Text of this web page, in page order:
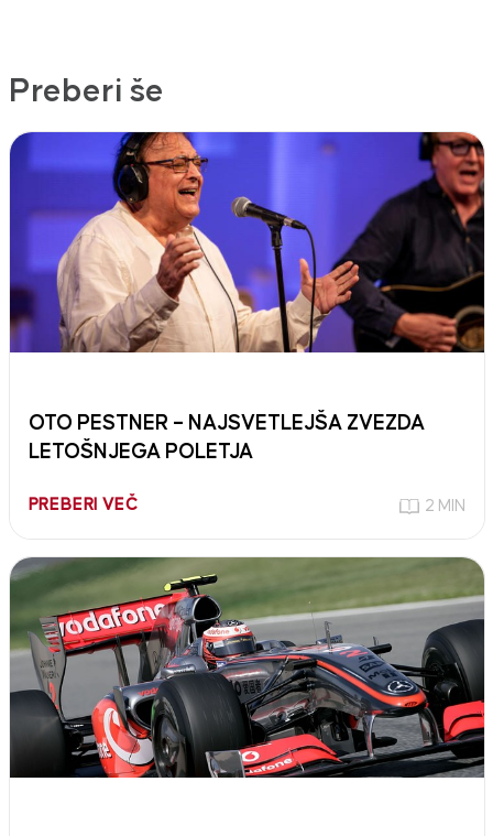
Preberi še
OTO PESTNER – NAJSVETLEJŠA ZVEZDA
LETOŠNJEGA POLETJA
PREBERI VEČ 2 MIN